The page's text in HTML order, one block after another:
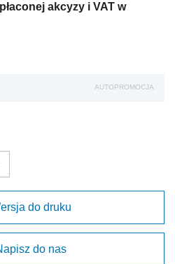
akcyzy i VAT w
AUTOPROMOCJA
do druku
do nas